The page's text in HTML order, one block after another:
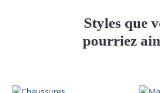
Styles que
pourriez